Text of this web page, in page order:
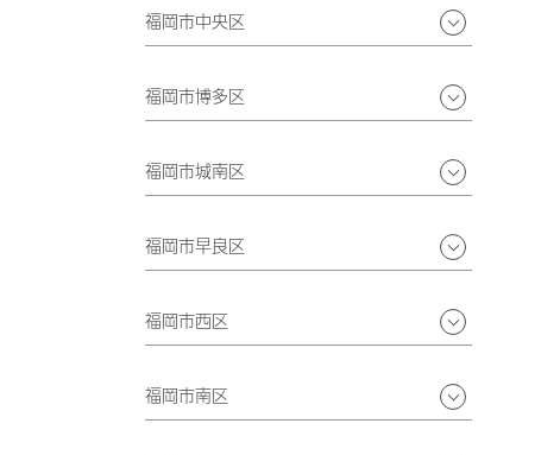
福岡市中央区
福岡市博多区
福岡市城南区
福岡市早良区
福岡市西区
福岡市南区